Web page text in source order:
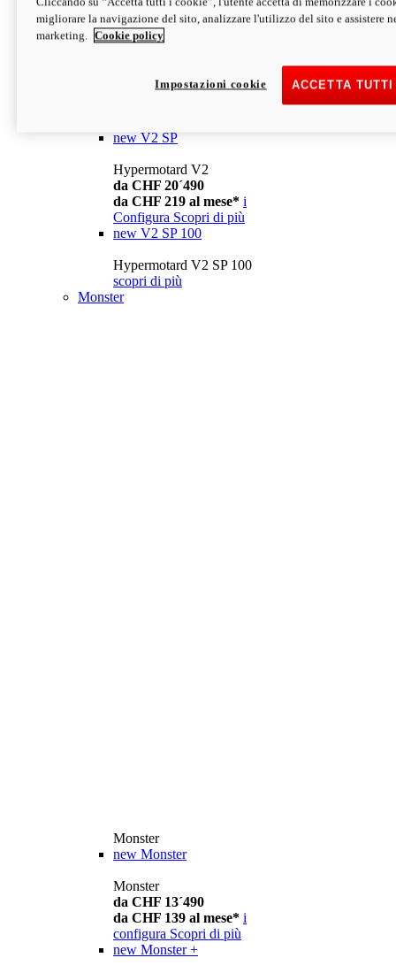
da CHF 13´990
Configura Scopri di più
newV2
da CHF 15´990
new V2 SP
Hypermotard V2
da CHF 20´490
da CHF 219 al mese* i
Configura Scopri di più
new V2 SP 100
Hypermotard V2 SP 100
scopri di più
Monster
Monster
new Monster
Monster
da CHF 13´490
da CHF 139 al mese* i
configura Scopri di più
new Monster +
migliorare la navigazione del sito, analizzare l'utilizzo del sito e assistere
marketing.
Cookie policy
ACCETTA
Impostazioni cookie